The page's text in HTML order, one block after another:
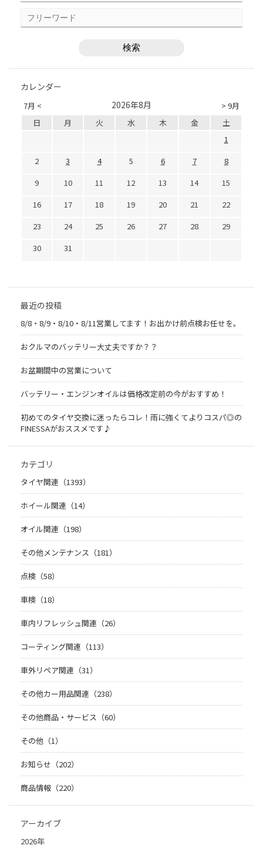
カレンダー
7月 < > 9月
2026年8月
日 月 火 水 木 金
土
1
2
3 4 5 6 7
8
9
10 11 12 13 14
15
16
17 18 19 20 21
22
23
24 25 26 27 28
29
30
31
最近の投稿
8/8・8/9・8/10・8/11営業してます！お出かけ前点検お任せを。
おクルマのバッテリー大丈夫ですか？？
お盆期間中の営業について
バッテリー・エンジンオイルは価格改定前の今がおすすめ！
初めてのタイヤ交換に迷ったらコレ！雨に強くてよりコスパ◎の
FINESSAがおススメです♪
カテゴリ
タイヤ関連（1393）
ホイール関連（14）
オイル関連（198）
その他メンテナンス（181）
点検（58）
車検（18）
車内リフレッシュ関連（26）
コーティング関連（113）
車外リペア関連（31）
その他カー用品関連（238）
その他商品・サービス（60）
その他（1）
お知らせ（202）
商品情報（220）
アーカイブ
2026年